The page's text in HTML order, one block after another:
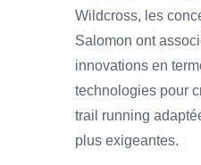
Wildcross, les
Salomon ont
innovations en
technologies pour
trail running
plus exigeantes.